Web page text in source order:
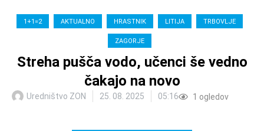
1+1=2 AKTUALNO HRASTNIK LITIJA TRBOVLJE
ZAGORJE
Streha pušča vodo, učenci še vedno
čakajo na novo
Uredništvo ZON 25. 08. 2025 05:16 1 ogledov